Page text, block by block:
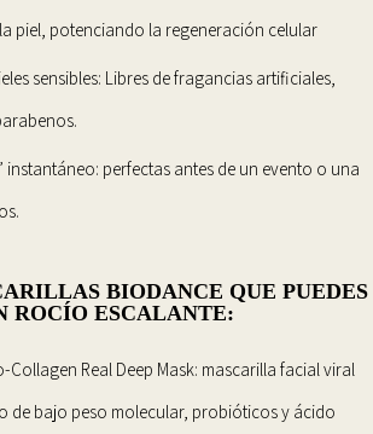
piel, potenciando la regeneración celular
sensibles: Libres de fragancias artificiales,
instantáneo: perfectas antes de un evento o una
BIODANCE QUE PUEDES
ROCÍO ESCALANTE:
Collagen Real Deep Mask: mascarilla facial viral
de bajo peso molecular, probióticos y ácido